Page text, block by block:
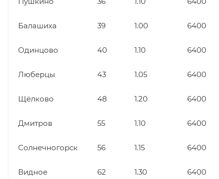
Балашиха 39 1.00 6400
Одинцово 40 1.10 6400
Люберцы 43 1.05 6400
Щёлково 48 1.20 6400
Дмитров 55 1.10 6400
Солнечногорск 56 1.15 6400
Видное 62 1.30 6400